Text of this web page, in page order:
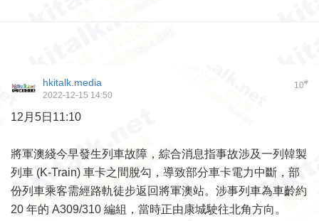
10#
hkitalk.media
2022-12-15 14:50
12月5日11:10
將軍澳綫今早發生列車故障，綜合消息指事故涉及一列韓製
列車 (K-Train) 車卡之間脫勾，導致部分車卡電力中斷，部
份列車乘客需經路軌徒步返回將軍澳站。涉事列車為車齡約
20 年的 A309/310 編組，當時正由康城駛往北角方向。